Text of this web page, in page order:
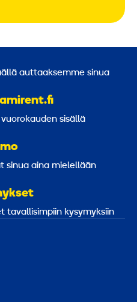
auttaaksemme sinua
sisällä
sinua aina mielellään
tavallisimpiin kysymyksiin